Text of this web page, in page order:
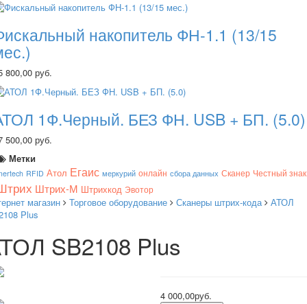
накопитель ФН-1.1 (13/15
800,00 руб.
1Ф.Черный. БЕЗ ФН. USB + БП. (5.0)
500,00 руб.
Метки
RFID Атол Егаис меркурий онлайн сбора данных Сканер Честный знак
Штрих-М Штрихкод Эвотор
магазин Торговое оборудование Сканеры штрих-кода
АТОЛ
Plus
SB2108 Plus
4 000,00руб.